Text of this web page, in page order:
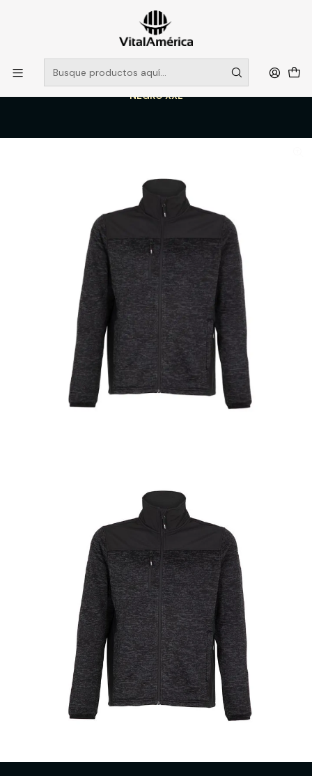
POR SISTEMA FRONTAL SOLO RETIROS EN TIENDA, DESDE
MUCHAS GRACIAS +569 5956 2237
Leer más
Catálogo
VESTIMENTA TECNICA Y CORPORATIVA
POLERONES Y CHAQUETAS
CHAQUETA KNIT FLEECE EXECUTIVE LINE M/LMUJER 100% POLY
NEGRO XXL